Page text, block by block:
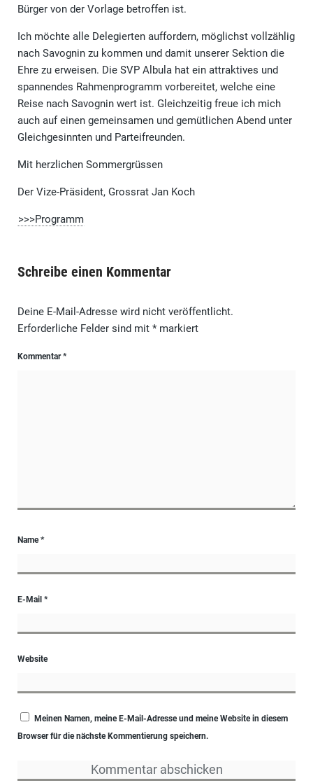
Bürger von der Vorlage betroffen ist.
Ich möchte alle Delegierten auffordern, möglichst vollzählig
nach Savognin zu kommen und damit unserer Sektion die
Ehre zu erweisen. Die SVP Albula hat ein attraktives und
spannendes Rahmenprogramm vorbereitet, welche eine
Reise nach Savognin wert ist. Gleichzeitig freue ich mich
auch auf einen gemeinsamen und gemütlichen Abend unter
Gleichgesinnten und Parteifreunden.
Mit herzlichen Sommergrüssen
Der Vize-Präsident, Grossrat Jan Koch
>>>Programm
Schreibe einen Kommentar
Deine E-Mail-Adresse wird nicht veröffentlicht.
Erforderliche Felder sind mit *markiert
Kommentar*
Name*
E-Mail *
Website
Meinen Namen, meine E-Mail-Adresse und meine Website in diesem
Browser für die nächste Kommentierung speichern.